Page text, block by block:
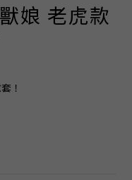
娘 老虎款
！